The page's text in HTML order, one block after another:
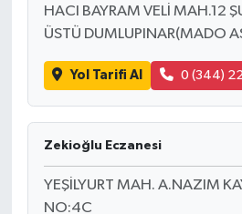
HACI BAYRAM VELİ MAH.12
ÜSTÜ DUMLUPINAR(MADO
Yol Tarifi Al 0 (344)
Zekioğlu Eczanesi
YEŞİLYURT MAH. A.NAZIM
NO:4C